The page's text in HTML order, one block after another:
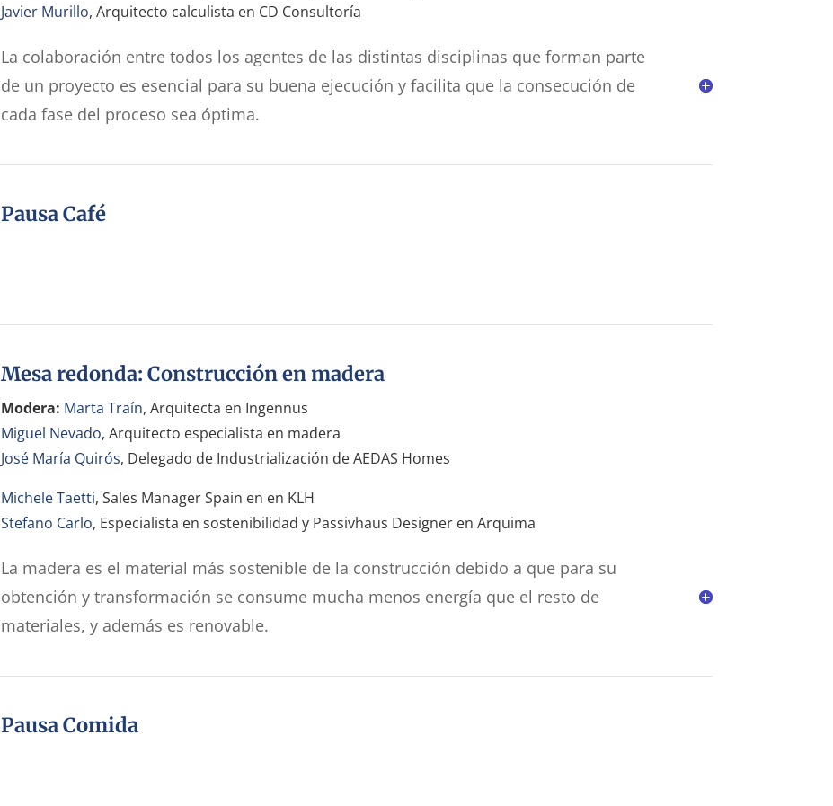
Javier Murillo, Arquitecto calculista en CD Consultoría
La colaboración entre todos los agentes de las distintas disciplinas que forman parte
de un proyecto es esencial para su buena ejecución y facilita que la consecución de
cada fase del proceso sea óptima.
Pausa Café
Mesa redonda: Construcción en madera
Modera: Marta Traín, Arquitecta en Ingennus
Miguel Nevado, Arquitecto especialista en madera
José María Quirós, Delegado de Industrialización de AEDAS Homes
Michele Taetti, Sales Manager Spain en en KLH
Stefano Carlo, Especialista en sostenibilidad y Passivhaus Designer en Arquima
La madera es el material más sostenible de la construcción debido a que para su
obtención y transformación se consume mucha menos energía que el resto de
materiales, y además es renovable.
Pausa Comida